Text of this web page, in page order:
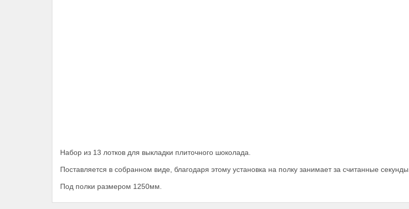
Набор из 13 лотков для выкладки плиточного шоколада.
Поставляется в собранном виде, благодаря этому установка на полку занимает за считанные секунды.
Под полки размером 1250мм.